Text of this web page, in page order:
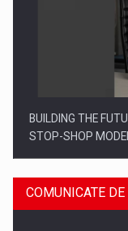
BUILDING THE
STOP-SHOP
COMUNICATE